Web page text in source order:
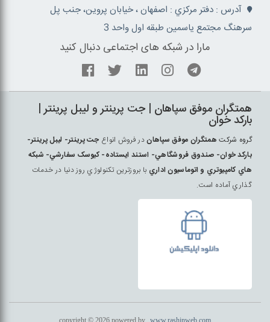
آدرس : دفتر مرکزي : اصفهان ، خيابان پروين، جنب پل
سرهنگ مجتمع ياسمين طبقه اول واحد 3
مارا در شبکه های اجتماعی دنبال کنید
همتگران موفق سپاهان | جت پرينتر و ليبل پرينتر |
بارکد خوان
گروه شرکت همتگران موفق سپاهاندر فروش انواع جت پرينتر- ليبل پرينتر-
بارکد خوان- صندوق فروشگاهي- استند ايستاده- کيوسک سفارشي- شبکه
هاي کامپيوتري و اتوماسيون اداري با بروزترين تکنولوژي روز دنيا در خدمات
گذاري آماده است.
copyright © 2026 powered by www.rashinweb.com